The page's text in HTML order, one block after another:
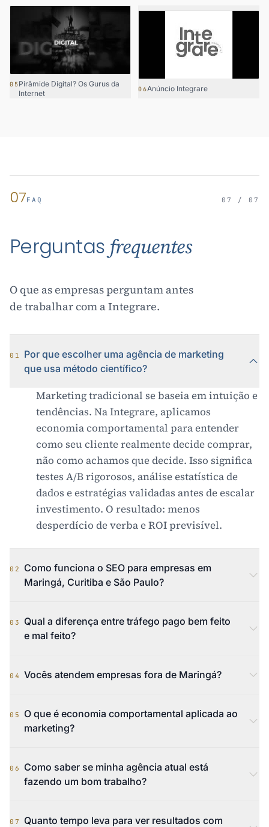
05Pirâmide Digital? Os Gurus da
Internet
06Anúncio Integrare
07FAQ 07 / 07
Perguntas frequentes
O que as empresas perguntam antes
de trabalhar com a Integrare.
01
Por que escolher uma agência de marketing
que usa método científico?
Marketing tradicional se baseia em intuição e
tendências. Na Integrare, aplicamos
economia comportamental para entender
como seu cliente realmente decide comprar,
não como achamos que decide. Isso significa
testes A/B rigorosos, análise estatística de
dados e estratégias validadas antes de escalar
investimento. O resultado: menos
desperdício de verba e ROI previsível.
02
Como funciona o SEO para empresas em
Maringá, Curitiba e São Paulo?
03
Qual a diferença entre tráfego pago bem feito
e mal feito?
04 Vocês atendem empresas fora de Maringá?
05
O que é economia comportamental aplicada ao
marketing?
06
Como saber se minha agência atual está
fazendo um bom trabalho?
07
Quanto tempo leva para ver resultados com